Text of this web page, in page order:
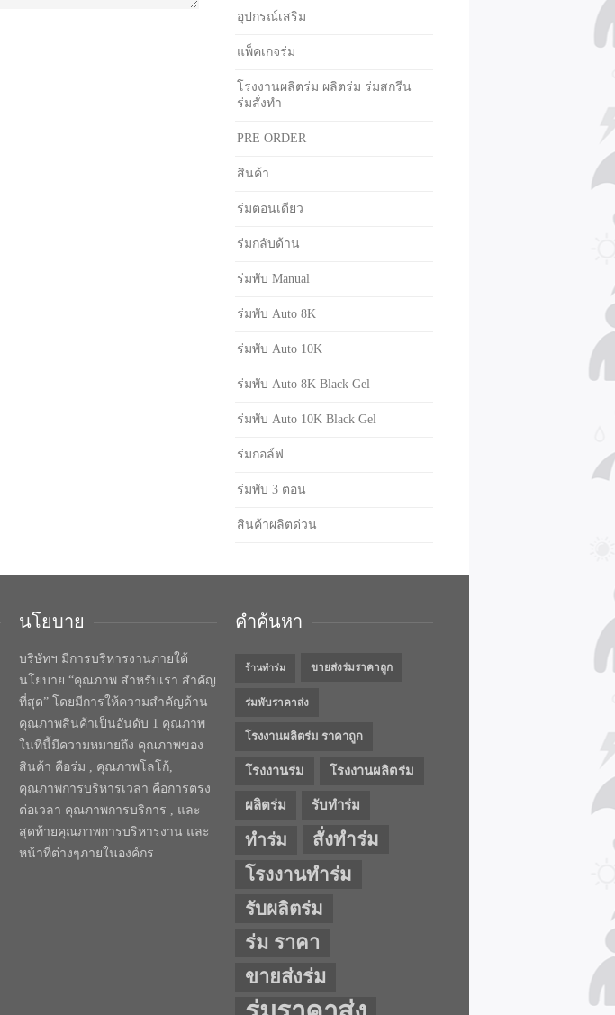
อุปกรณ์เสริม
แพ็คเกจร่ม
โรงงานผลิตร่ม ผลิตร่ม ร่มสกรีน
ร่มสั่งทำ
PRE ORDER
สินค้า
ร่มตอนเดียว
ร่มกลับด้าน
ร่มพับ Manual
ร่มพับ Auto 8K
ร่มพับ Auto 10K
ร่มพับ Auto 8K Black Gel
ร่มพับ Auto 10K Black Gel
ร่มกอล์ฟ
ร่มพับ 3 ตอน
สินค้าผลิตด่วน
นโยบาย
บริษัทฯ มีการบริหารงานภายใต้
นโยบาย “คุณภาพ สำหรับเรา สำคัญ
ที่สุด” โดยมีการให้ความสำคัญด้าน
คุณภาพสินค้าเป็นอันดับ 1 คุณภาพ
ในทีนี้มีความหมายถึง คุณภาพของ
สินค้า คือร่ม , คุณภาพโลโก้,
คุณภาพการบริหารเวลา คือการตรง
ต่อเวลา คุณภาพการบริการ , และ
สุดท้ายคุณภาพการบริหารงาน และ
หน้าที่ต่างๆภายในองค์กร
คำค้นหา
ร้านทำร่ม ขายส่งร่มราคาถูก
ร่มพับราคาส่ง
โรงงานผลิตร่ม ราคาถูก
โรงงานร่ม โรงงานผลิตร่ม
ผลิตร่ม รับทำร่ม
ทำร่ม
สั่งทำร่ม
โรงงานทำร่ม
รับผลิตร่ม
ร่ม ราคา
ขายส่งร่ม